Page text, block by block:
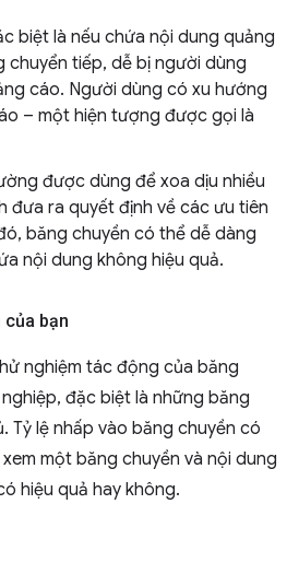
biệt là nếu chứa nội dung quảng
chuyển tiếp, dễ bị người dùng
cáo. Người dùng có xu hướng
– một hiện tượng được gọi là
được dùng để xoa dịu nhiều
đưa ra quyết định về các ưu tiên
băng chuyền có thể dễ dàng
nội dung không hiệu quả.
bạn
nghiệm tác động của băng
đặc biệt là những băng
Tỷ lệ nhấp vào băng chuyền có
một băng chuyền và nội dung
hiệu quả hay không.